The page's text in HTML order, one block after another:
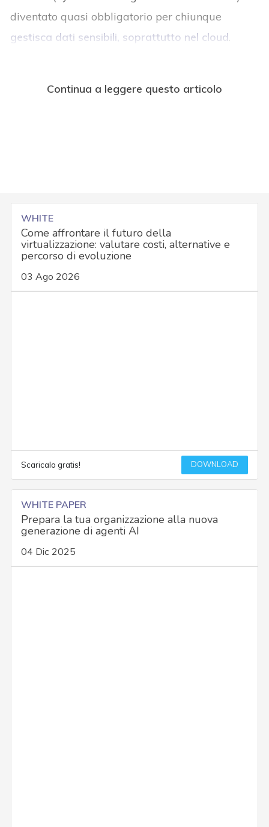
diventato quasi obbligatorio per chiunque
gestisca dati sensibili, soprattutto nel cloud.
Continua a leggere questo articolo
WHITE
Come affrontare il futuro della
virtualizzazione: valutare costi, alternative e
percorso di evoluzione
03 Ago 2026
Scaricalo gratis! DOWNLOAD
WHITE PAPER
Prepara la tua organizzazione alla nuova
generazione di agenti AI
04 Dic 2025